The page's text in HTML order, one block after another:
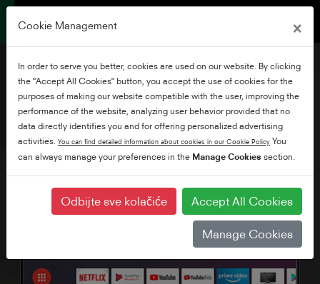
43" Full HD Android TV
Cookie Management ×
In order to serve you better, cookies are used on our website. By clicking
the "Accept All Cookies" button, you accept the use of cookies for the
purposes of making our website compatible with the user, improving the
performance of the website, analyzing user behavior provided that no
data directly identifies you and for offering personalized advertising
activities. You can find detailed information about cookies in our Cookie Policy You
can always manage your preferences in the Manage Cookies section.
Odbijte sve kolačiće Accept All Cookies
Manage Cookies